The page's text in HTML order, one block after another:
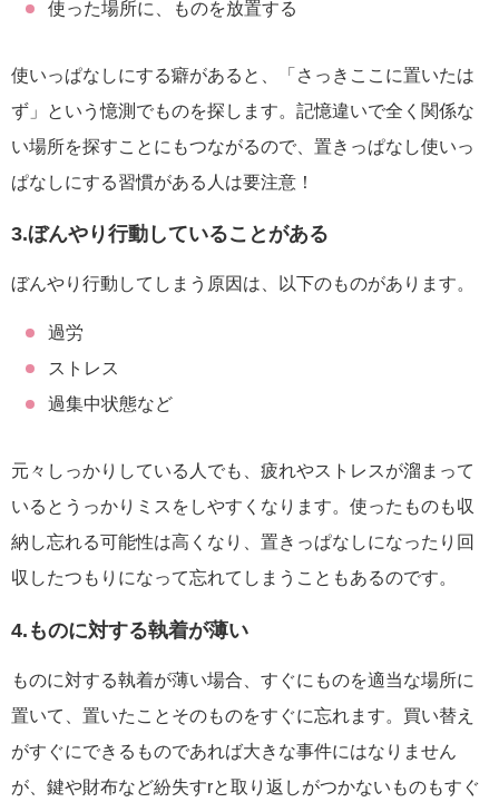
使った場所に、ものを放置する
使いっぱなしにする癖があると、「さっきここに置いたは
ず」という憶測でものを探します。記憶違いで全く関係な
い場所を探すことにもつながるので、置きっぱなし使いっ
ぱなしにする習慣がある人は要注意！
3.ぼんやり行動していることがある
ぼんやり行動してしまう原因は、以下のものがあります。
過労
ストレス
過集中状態など
元々しっかりしている人でも、疲れやストレスが溜まって
いるとうっかりミスをしやすくなります。使ったものも収
納し忘れる可能性は高くなり、置きっぱなしになったり回
収したつもりになって忘れてしまうこともあるのです。
4.ものに対する執着が薄い
ものに対する執着が薄い場合、すぐにものを適当な場所に
置いて、置いたことそのものをすぐに忘れます。買い替え
がすぐにできるものであれば大きな事件にはなりません
が、鍵や財布など紛失すrと取り返しがつかないものもすぐ